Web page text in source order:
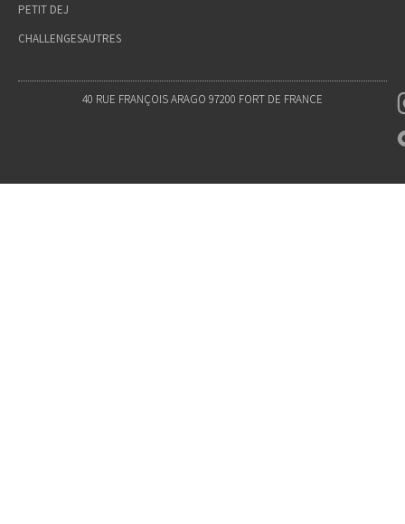
PETIT DEJ
CHALLENGESAUTRES
40 RUE FRANÇOIS ARAGO 97200 FORT DE FRANCE